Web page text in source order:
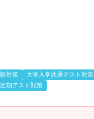
対策 大学入学共通テスト対策
定期テスト対策